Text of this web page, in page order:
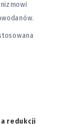
redukcji